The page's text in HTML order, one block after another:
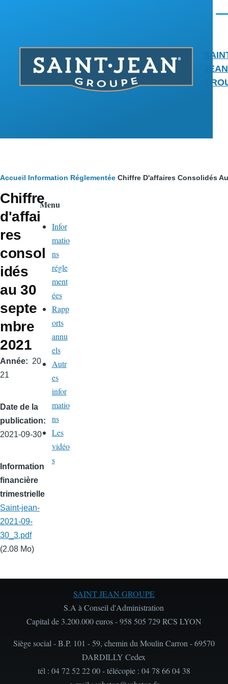
JEAN
Fil
d'Ariane
Accueil Information Réglementée Chiffre D'affaires Consolidés
Chiffre
d'affai
res
consol
idés
au 30
septe
mbre
2021
Année
20
21
Date de la
publication
2021-09-30
Information
financière
trimestrielle
Saint-jean-
2021-09-
30_3.pdf
(2.08 Mo)
Menu
Infor
matio
ns
régle
ment
ées
Rapp
orts
annu
els
Autr
es
infor
matio
ns
Les
vidéo
s
SAINT JEAN GROUPE
S.A à Conseil d'Administration
Capital de 3.200.000 euros - 958 505 729 RCS LYON
Siège social - B.P. 101 - 59, chemin du Moulin Carron - 69570
DARDILLY Cedex
tél : 04 72 52 22 00 - télécopie : 04 78 66 04 38